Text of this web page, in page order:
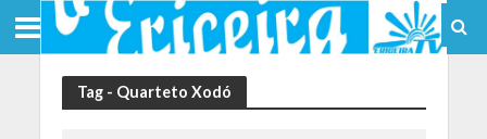
Tag - Quarteto Xodó